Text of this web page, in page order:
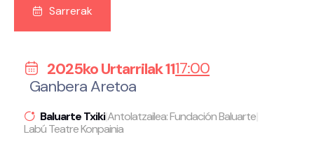
Sarrerak
2025ko Urtarrilak 1117:00
Ganbera Aretoa
Baluarte Txiki|Antolatzailea: Fundación Baluarte
Labú Teatre Konpainia